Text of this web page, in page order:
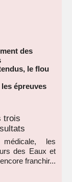
des
le flou
épreuves
trois
les
des Eaux et
franchir...